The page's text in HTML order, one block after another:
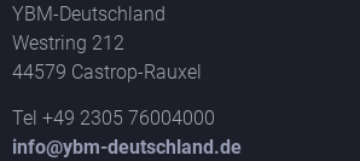
YBM-Deutschland
Westring 212
44579 Castrop-Rauxel
Tel +49 2305 76004000
info@ybm-deutschland.de